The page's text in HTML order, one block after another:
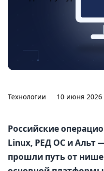
Технологии 10 июня 2026
Российские
Linux, РЕД ОС и Альт
прошли путь от